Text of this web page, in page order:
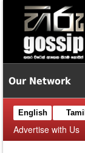
Our Network
English Tamil
Advertise with Us